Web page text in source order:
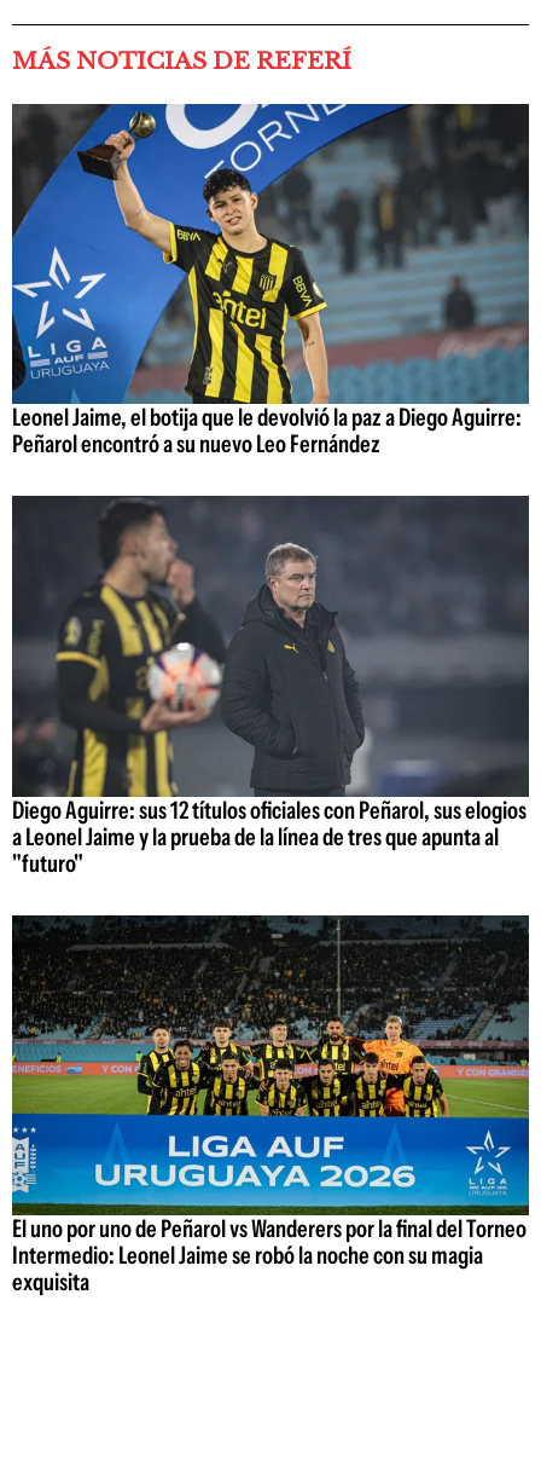
MÁS NOTICIAS DE REFERÍ
Leonel Jaime, el botija que le devolvió la paz a Diego Aguirre:
Peñarol encontró a su nuevo Leo Fernández
Diego Aguirre: sus 12 títulos oficiales con Peñarol, sus elogios
a Leonel Jaime y la prueba de la línea de tres que apunta al
"futuro"
El uno por uno de Peñarol vs Wanderers por la final del Torneo
Intermedio: Leonel Jaime se robó la noche con su magia
exquisita